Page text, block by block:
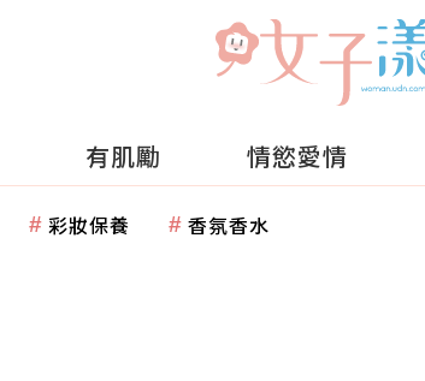
有肌勵 情慾愛情
彩妝保養 香氛香水